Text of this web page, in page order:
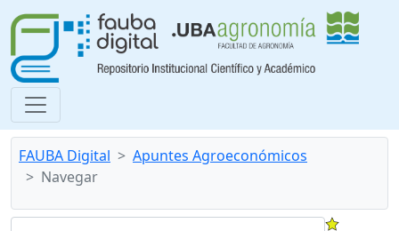
FAUBA Digital
Apuntes Agroeconómicos
Navegar